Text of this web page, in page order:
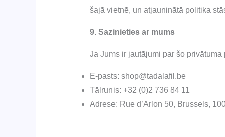
šajā vietnē, un atjauninātā politika
9. Sazinieties ar mums
Ja Jums ir jautājumi par šo
E-pasts: shop@tadalafil.be
Tālrunis: +32 (0)2 736 84 11
Adrese: Rue d’Arlon 50, Brussels,